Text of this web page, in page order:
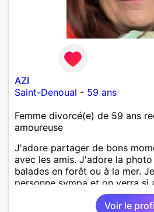
AZI
Saint-Denoual - 59 ans
Femme divorcé(e) de 59 ans
amoureuse
J'adore partager de bons
avec les amis. J'adore la
balades en forêt ou à la mer.
personne sympa et on verra si
moi message. A bientôt.
Voir le